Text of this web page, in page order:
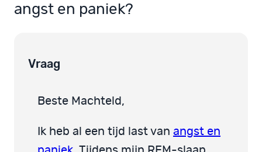
angst en paniek?
Vraag
Beste Machteld,
Ik heb al een tijd last van angst en